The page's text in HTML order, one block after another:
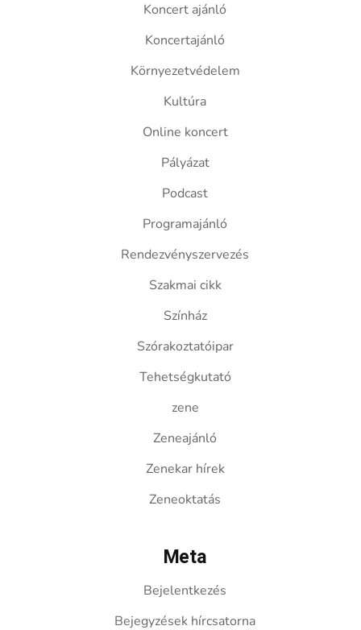
Koncert ajánló
Koncertajánló
Környezetvédelem
Kultúra
Online koncert
Pályázat
Podcast
Programajánló
Rendezvényszervezés
Szakmai cikk
Színház
Szórakoztatóipar
Tehetségkutató
zene
Zeneajánló
Zenekar hírek
Zeneoktatás
Meta
Bejelentkezés
Bejegyzések hírcsatorna